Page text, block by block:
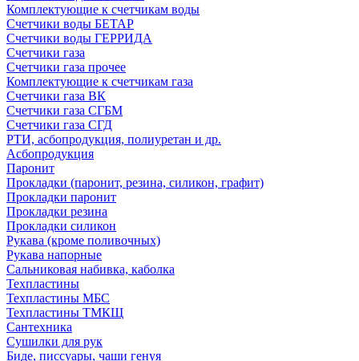
Комплектующие к счетчикам воды
Счетчики воды БЕТАР
Счетчики воды ГЕРРИДА
Счетчики газа
Счетчики газа прочее
Комплектующие к счетчикам газа
Счетчики газа ВК
Счетчики газа СГБМ
Счетчики газа СГД
РТИ, асбопродукция, полиуретан и др.
Асбопродукция
Паронит
Прокладки (паронит, резина, силикон, графит)
Прокладки паронит
Прокладки резина
Прокладки силикон
Рукава (кроме поливочных)
Рукава напорные
Сальниковая набивка, каболка
Техпластины
Техпластины МБС
Техпластины ТМКЩ
Сантехника
Сушилки для рук
Биде, писсуары, чаши генуя